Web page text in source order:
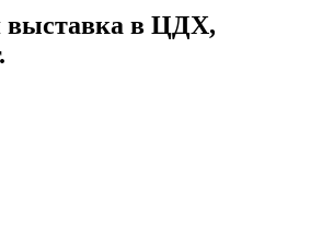
выставка в ЦДХ,